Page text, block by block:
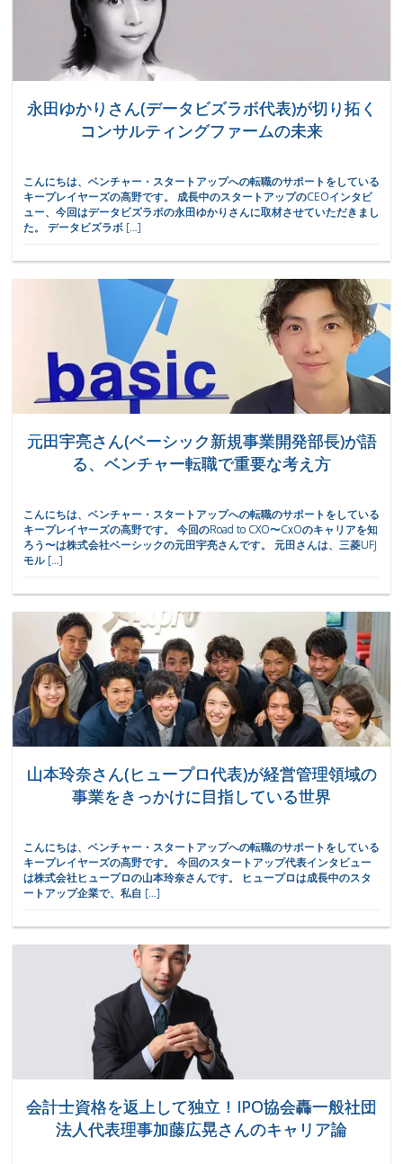
永田ゆかりさん(データビズラボ代表)が切り拓く
コンサルティングファームの未来
こんにちは、ベンチャー・スタートアップへの転職のサポートをしている
キープレイヤーズの高野です。 成長中のスタートアップのCEOインタビ
ュー、今回はデータビズラボの永田ゆかりさんに取材させていただきまし
た。 データビズラボ […]
元田宇亮さん(ベーシック新規事業開発部長)が語
る、ベンチャー転職で重要な考え方
こんにちは、ベンチャー・スタートアップへの転職のサポートをしている
キープレイヤーズの高野です。 今回のRoad to CXO〜CxOのキャリアを知
ろう〜は株式会社ベーシックの元田宇亮さんです。 元田さんは、三菱UFJ
モル […]
山本玲奈さん(ヒュープロ代表)が経営管理領域の
事業をきっかけに目指している世界
こんにちは、ベンチャー・スタートアップへの転職のサポートをしている
キープレイヤーズの高野です。 今回のスタートアップ代表インタビュー
は株式会社ヒュープロの山本玲奈さんです。 ヒュープロは成長中のスタ
ートアップ企業で、私自 […]
会計士資格を返上して独立！IPO協会轟一般社団
法人代表理事加藤広晃さんのキャリア論